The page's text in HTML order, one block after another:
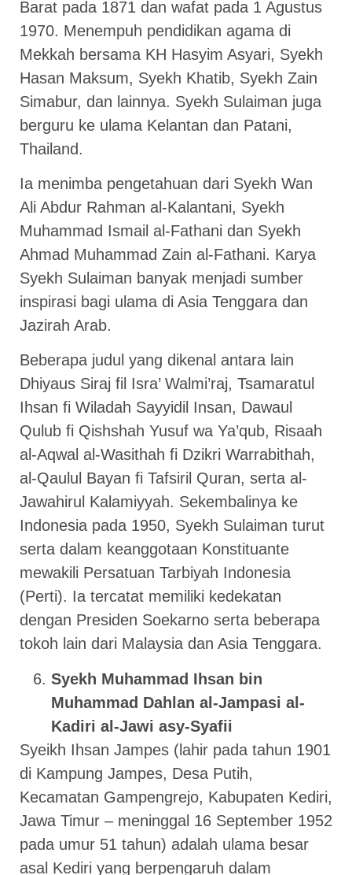
Barat pada 1871 dan wafat pada 1 Agustus
1970. Menempuh pendidikan agama di
Mekkah bersama KH Hasyim Asyari, Syekh
Hasan Maksum, Syekh Khatib, Syekh Zain
Simabur, dan lainnya. Syekh Sulaiman juga
berguru ke ulama Kelantan dan Patani,
Thailand.
Ia menimba pengetahuan dari Syekh Wan
Ali Abdur Rahman al-Kalantani, Syekh
Muhammad Ismail al-Fathani dan Syekh
Ahmad Muhammad Zain al-Fathani. Karya
Syekh Sulaiman banyak menjadi sumber
inspirasi bagi ulama di Asia Tenggara dan
Jazirah Arab.
Beberapa judul yang dikenal antara lain
Dhiyaus Siraj fil Isra’ Walmi’raj, Tsamaratul
Ihsan fi Wiladah Sayyidil Insan, Dawaul
Qulub fi Qishshah Yusuf wa Ya’qub, Risaah
al-Aqwal al-Wasithah fi Dzikri Warrabithah,
al-Qaulul Bayan fi Tafsiril Quran, serta al-
Jawahirul Kalamiyyah. Sekembalinya ke
Indonesia pada 1950, Syekh Sulaiman turut
serta dalam keanggotaan Konstituante
mewakili Persatuan Tarbiyah Indonesia
(Perti). Ia tercatat memiliki kedekatan
dengan Presiden Soekarno serta beberapa
tokoh lain dari Malaysia dan Asia Tenggara.
Syekh Muhammad Ihsan bin
Muhammad Dahlan al-Jampasi al-
Kadiri al-Jawi asy-Syafii
Syeikh Ihsan Jampes (lahir pada tahun 1901
di Kampung Jampes, Desa Putih,
Kecamatan Gampengrejo, Kabupaten Kediri,
Jawa Timur – meninggal 16 September 1952
pada umur 51 tahun) adalah ulama besar
asal Kediri yang berpengaruh dalam